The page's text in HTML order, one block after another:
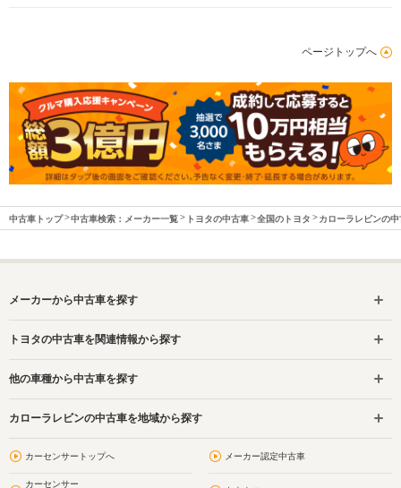
ページトップへ
中古車トップ 中古車検索：メーカー一覧 トヨタの中古車 全国のトヨタ カローラレビンの中
メーカーから中古車を探す
トヨタの中古車を関連情報から探す
他の車種から中古車を探す
カローラレビンの中古車を地域から探す
カーセンサートップへ メーカー認定中古車
カーセンサー